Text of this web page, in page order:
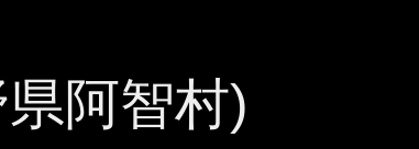
阿智村)